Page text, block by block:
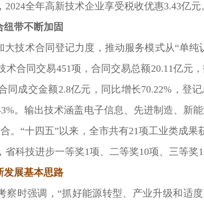
全年高新技术企业享受税收优惠3.43亿元
纽带不断加固
技术合同登记力度，推动服务模式从“单纯
合同交易451项，合同交易总额20.11亿元，
成交金额2.8亿元，同比增长70.22%，登
。输出技术涵盖电子信息、先进制造、新
。“十四五”以来，全市共有21项工业类成果
科技进步一等奖1项、二等奖10项、三等奖
发展基本思路
察时强调，“抓好能源转型、产业升级和适